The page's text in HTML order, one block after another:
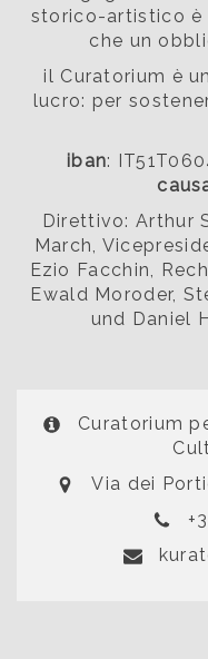
storico-artistico è
che un
il Curatorium è
lucro: per
iban:
Direttivo: Arthur
March,
Ezio Facchin,
Ewald Moroder,
und Daniel
Curatorium
Via dei